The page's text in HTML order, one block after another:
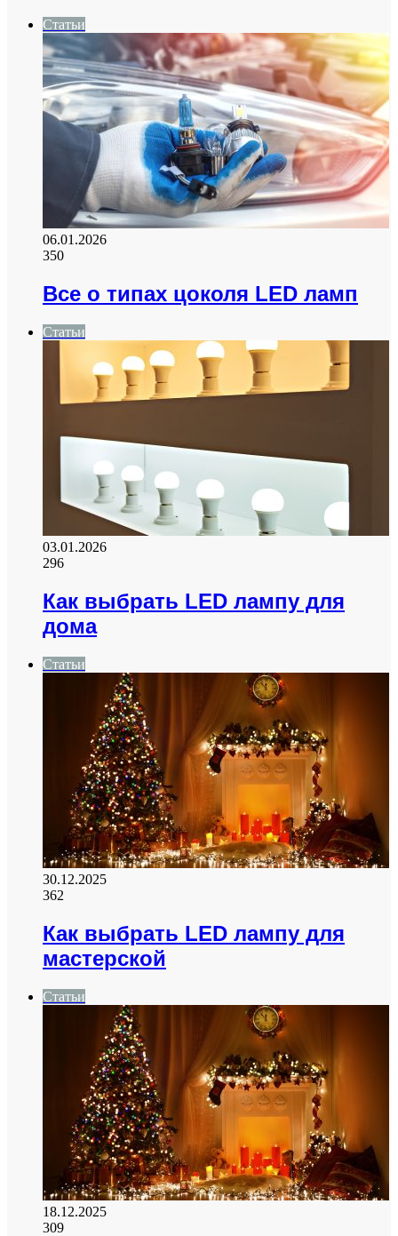
Статьи
06.01.2026
350
Все о типах цоколя LED ламп
Статьи
03.01.2026
296
Как выбрать LED лампу для
дома
Статьи
30.12.2025
362
Как выбрать LED лампу для
мастерской
Статьи
18.12.2025
309